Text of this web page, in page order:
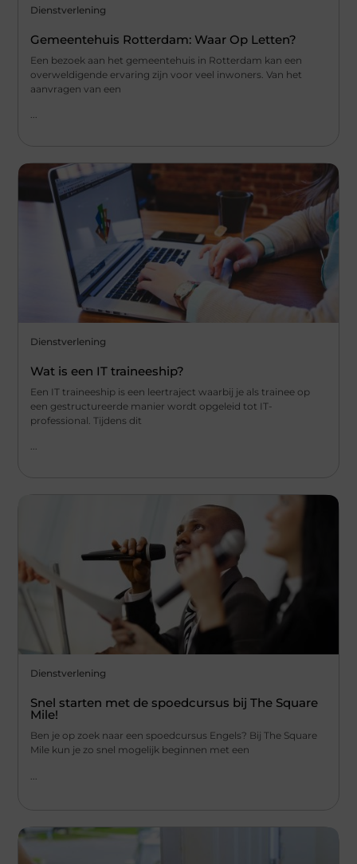
Dienstverlening
Gemeentehuis Rotterdam: Waar Op Letten?
Een bezoek aan het gemeentehuis in Rotterdam kan een
overweldigende ervaring zijn voor veel inwoners. Van het
aanvragen van een
...
Dienstverlening
Wat is een IT traineeship?
Een IT traineeship is een leertraject waarbij je als trainee op
een gestructureerde manier wordt opgeleid tot IT-
professional. Tijdens dit
...
Dienstverlening
Snel starten met de spoedcursus bij The Square
Mile!
Ben je op zoek naar een spoedcursus Engels? Bij The Square
Mile kun je zo snel mogelijk beginnen met een